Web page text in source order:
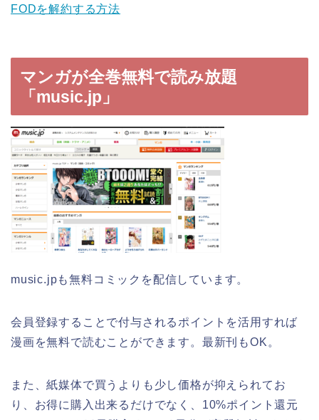
FODを解約する方法
マンガが全巻無料で読み放題
「music.jp」
music.jpも無料コミックを配信しています。
会員登録することで付与されるポイントを活用すれば
漫画を無料で読むことができます。最新刊もOK。
また、紙媒体で買うよりも少し価格が抑えられてお
り、お得に購入出来るだけでなく、10%ポイント還元